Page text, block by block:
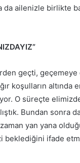
da ailenizle birlikte
geçti, geçemeye
koşulların altında
O süreçte
Bundan sonra
zaman yan yana
beklediğini ifade